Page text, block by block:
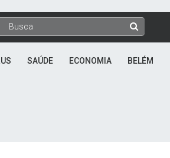
SAÚDE ECONOMIA BELÉM